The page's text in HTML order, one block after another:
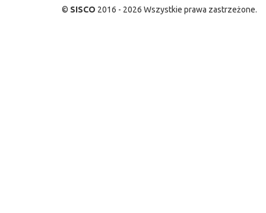
© SISCO 2016 - 2026 Wszystkie prawa zastrzeżone.